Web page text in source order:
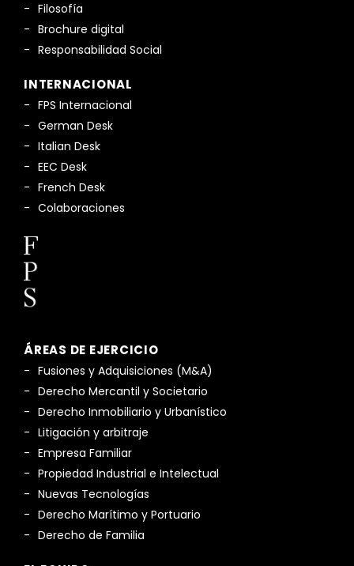
Filosofía
Brochure digital
Responsabilidad Social
INTERNACIONAL
FPS Internacional
German Desk
Italian Desk
EEC Desk
French Desk
Colaboraciones
ÁREAS DE EJERCICIO
Fusiones y Adquisiciones (M&A)
Derecho Mercantil y Societario
Derecho Inmobiliario y Urbanístico
Litigación y arbitraje
Empresa Familiar
Propiedad Industrial e Intelectual
Nuevas Tecnologías
Derecho Marítimo y Portuario
Derecho de Familia